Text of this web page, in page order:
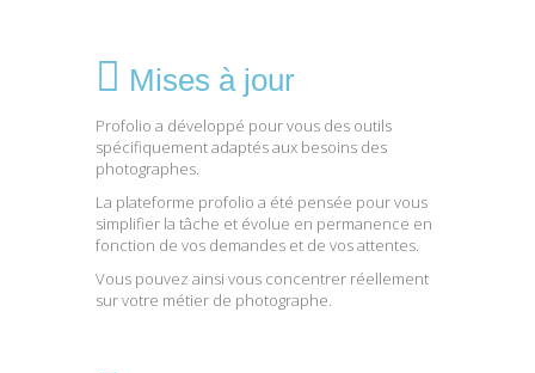
Mises à jour
Profolio a développé pour vous des outils
spécifiquement adaptés aux besoins des
photographes.
La plateforme profolio a été pensée pour vous
simplifier la tâche et évolue en permanence en
fonction de vos demandes et de vos attentes.
Vous pouvez ainsi vous concentrer réellement
sur votre métier de photographe.